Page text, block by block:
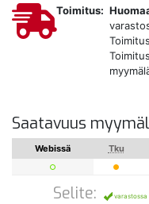
Toimitus:
Saatavuus
Webissä Tku
Selite: varastossa